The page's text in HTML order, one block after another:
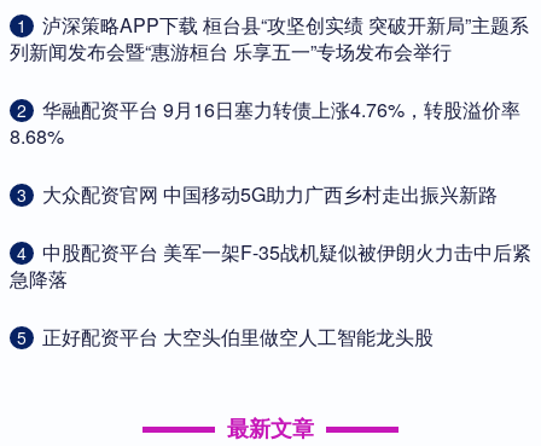
1
​泸深策略APP下载 桓台县“攻坚创实绩 突破开新局”主题系
列新闻发布会暨“惠游桓台 乐享五一”专场发布会举行
2
​华融配资平台 9月16日塞力转债上涨4.76%，转股溢价率
8.68%
3 ​大众配资官网 中国移动5G助力广西乡村走出振兴新路
4
​中股配资平台 美军一架F-35战机疑似被伊朗火力击中后紧
急降落
5 ​正好配资平台 大空头伯里做空人工智能龙头股
最新文章